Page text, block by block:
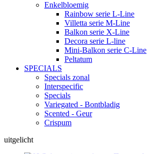
Enkelbloemig
Rainbow serie L-Line
Villetta serie M-Line
Balkon serie X-Line
Decora serie L-line
Mini-Balkon serie C-Line
Peltatum
SPECIALS
Specials zonal
Interspecific
Specials
Variegated - Bontbladig
Scented - Geur
Crispum
uitgelicht